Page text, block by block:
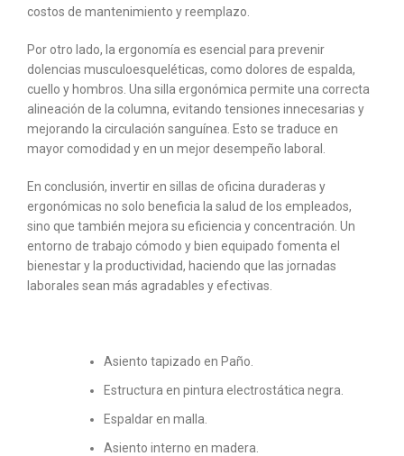
costos de mantenimiento y reemplazo.
Por otro lado, la ergonomía es esencial para prevenir
dolencias musculoesqueléticas, como dolores de espalda,
cuello y hombros. Una silla ergonómica permite una correcta
alineación de la columna, evitando tensiones innecesarias y
mejorando la circulación sanguínea. Esto se traduce en
mayor comodidad y en un mejor desempeño laboral.
En conclusión, invertir en sillas de oficina duraderas y
ergonómicas no solo beneficia la salud de los empleados,
sino que también mejora su eficiencia y concentración. Un
entorno de trabajo cómodo y bien equipado fomenta el
bienestar y la productividad, haciendo que las jornadas
laborales sean más agradables y efectivas.
Asiento tapizado en Paño.
Estructura en pintura electrostática negra.
Espaldar en malla.
Asiento interno en madera.